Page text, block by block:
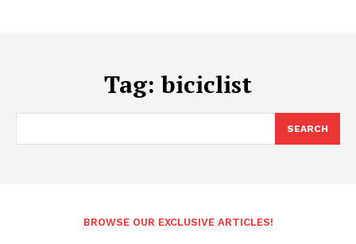
Tag:biciclist
SEARCH
BROWSE OUR EXCLUSIVE ARTICLES!